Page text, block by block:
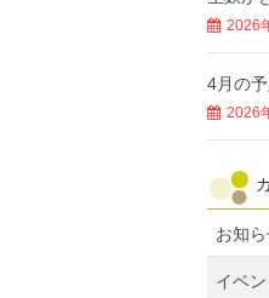
2026
4月の
2026
お知
イベ